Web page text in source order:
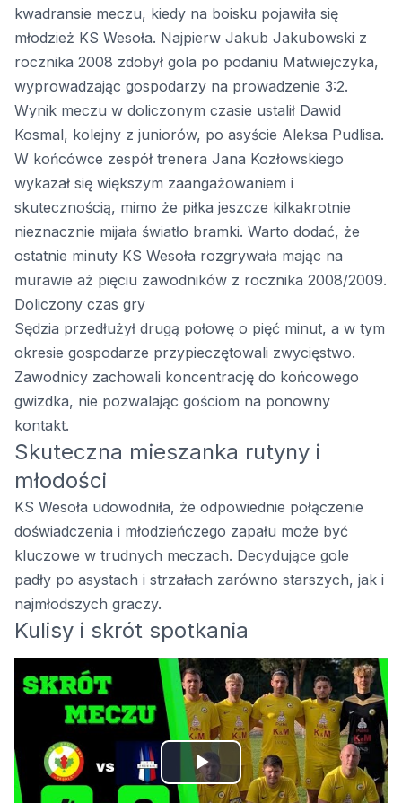
kwadransie meczu, kiedy na boisku pojawiła się
młodzież KS Wesoła. Najpierw Jakub Jakubowski z
rocznika 2008 zdobył gola po podaniu Matwiejczyka,
wyprowadzając gospodarzy na prowadzenie 3:2.
Wynik meczu w doliczonym czasie ustalił Dawid
Kosmal, kolejny z juniorów, po asyście Aleksa Pudlisa.
W końcówce zespół trenera Jana Kozłowskiego
wykazał się większym zaangażowaniem i
skutecznością, mimo że piłka jeszcze kilkakrotnie
nieznacznie mijała światło bramki. Warto dodać, że
ostatnie minuty KS Wesoła rozgrywała mając na
murawie aż pięciu zawodników z rocznika 2008/2009.
Doliczony czas gry
Sędzia przedłużył drugą połowę o pięć minut, a w tym
okresie gospodarze przypieczętowali zwycięstwo.
Zawodnicy zachowali koncentrację do końcowego
gwizdka, nie pozwalając gościom na ponowny
kontakt.
Skuteczna mieszanka rutyny i
młodości
KS Wesoła udowodniła, że odpowiednie połączenie
doświadczenia i młodzieńczego zapału może być
kluczowe w trudnych meczach. Decydujące gole
padły po asystach i strzałach zarówno starszych, jak i
najmłodszych graczy.
Kulisy i skrót spotkania
Odtwórz